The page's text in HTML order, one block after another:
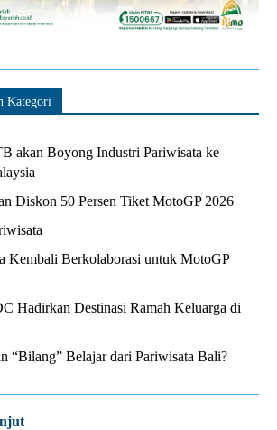
Kategori
akan Boyong Industri Pariwisata ke
Diskon 50 Persen Tiket MotoGP 2026
Kembali Berkolaborasi untuk MotoGP
Hadirkan Destinasi Ramah Keluarga di
“Bilang” Belajar dari Pariwisata Bali?